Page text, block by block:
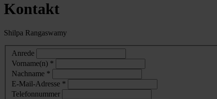
Kontakt
Shilpa Rangaswamy
Anrede
Vorname(n) *
Nachname *
E-Mail-Adresse *
Telefonnummer